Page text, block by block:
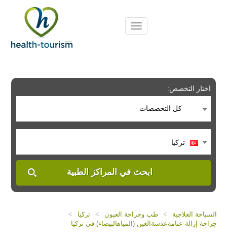
includes
system.
اختار التخصص:
كل التخصصات
تركيا
ابحث في المراكز الطبية
السياحة العلاجية > طب وجراحة العيون > تركيا
>
جراحة إزالة عتامةعدسةالعين (المياهالبيضاء) في تركيا